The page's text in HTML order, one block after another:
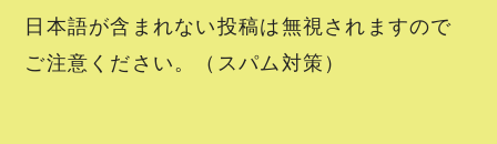
日本語が含まれない投稿は無視されますので
ご注意ください。（スパム対策）